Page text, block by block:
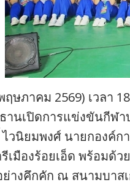
ฤษภาคม 2569) เวลา
านเปิดการแข่งขันกีฬา
ไวนิยมพงศ์ นายกองค์
เมืองร้อยเอ็ด พร้อมด้
างคึกคัก ณ สนามบาส